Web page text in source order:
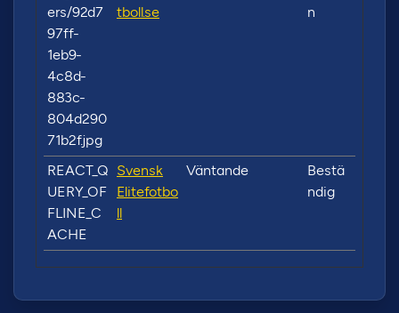
ers/92d7
97ff-
1eb9-
4c8d-
883c-
804d290
71b2f.jpg
tboll.se
n
REACT_Q
UERY_OF
FLINE_C
ACHE
Svensk
Elitefotbo
ll
Väntande
Bestä
ndig